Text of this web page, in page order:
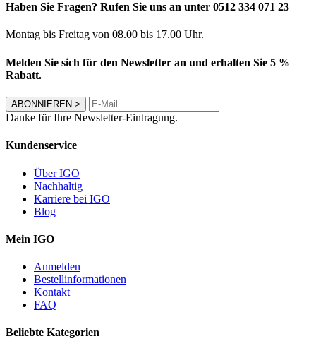
Haben Sie Fragen? Rufen Sie uns an unter 0512 334 071 23
Montag bis Freitag von 08.00 bis 17.00 Uhr.
Melden Sie sich für den Newsletter an und erhalten Sie 5 %
Rabatt.
ABONNIEREN >
Danke für Ihre Newsletter-Eintragung.
Kundenservice
Über IGO
Nachhaltig
Karriere bei IGO
Blog
Mein IGO
Anmelden
Bestellinformationen
Kontakt
FAQ
Beliebte Kategorien